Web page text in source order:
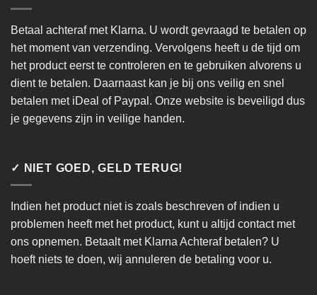
Betaal achteraf met Klarna. U wordt gevraagd te betalen op
het moment van verzending. Vervolgens heeft u de tijd om
het product eerst te controleren en te gebruiken alvorens u
dient te betalen. Daarnaast kan je bij ons veilig en snel
betalen met iDeal of Paypal. Onze website is beveiligd dus
je gegevens zijn in veilige handen.
✓ NIET GOED, GELD TERUG!
Indien het product niet is zoals beschreven of indien u
problemen heeft met het product, kunt u altijd contact met
ons opnemen. Betaalt met Klarna Achteraf betalen? U
hoeft niets te doen, wij annuleren de betaling voor u.